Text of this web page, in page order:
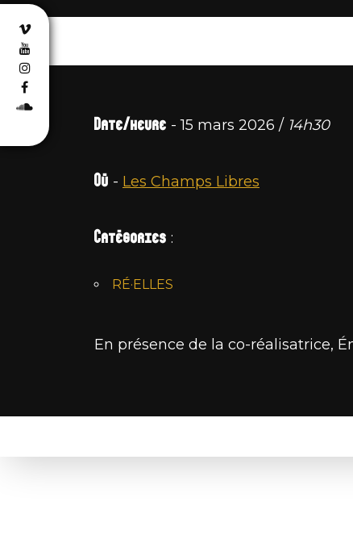
Date/heure - 15 mars 2026 / 14h30
Où - Les Champs Libres
Catégories :
RÉ·ELLES
En présence de la co-réalisatrice,